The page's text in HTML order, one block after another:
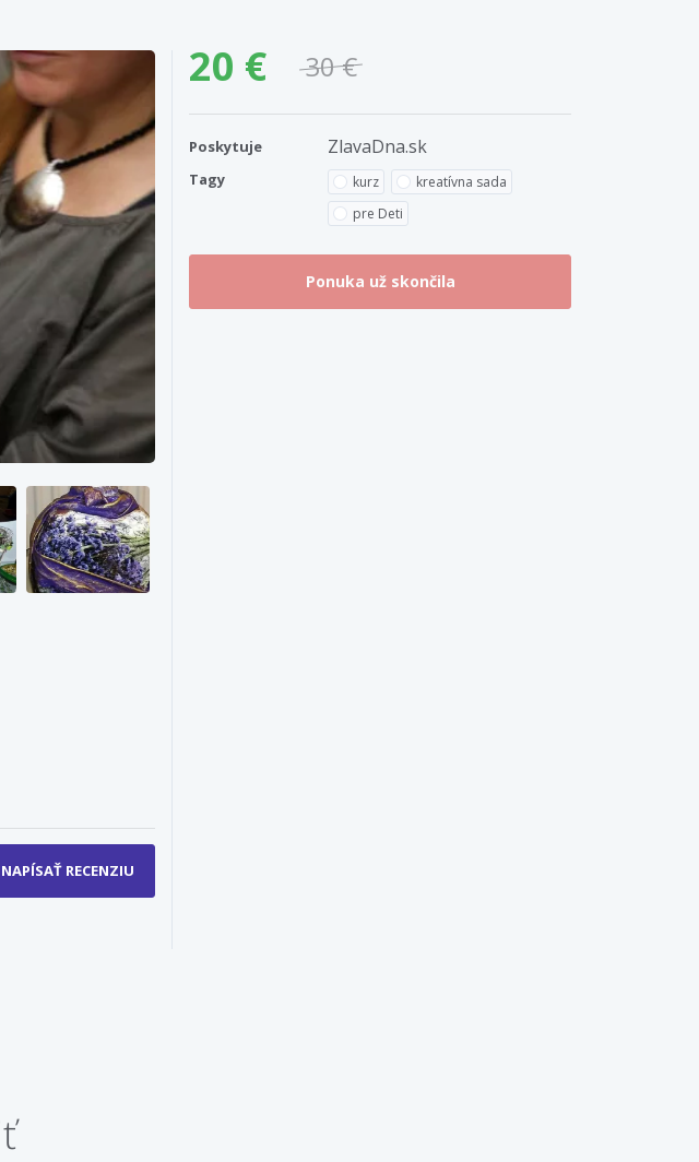
NAPÍSAŤ RECENZIU
20 € 30 €
Poskytuje ZlavaDna.sk
Tagy kurz
kreatívna sada
pre Deti